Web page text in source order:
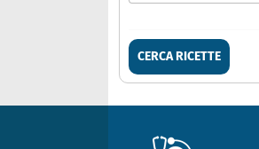
CERCA RICETTE